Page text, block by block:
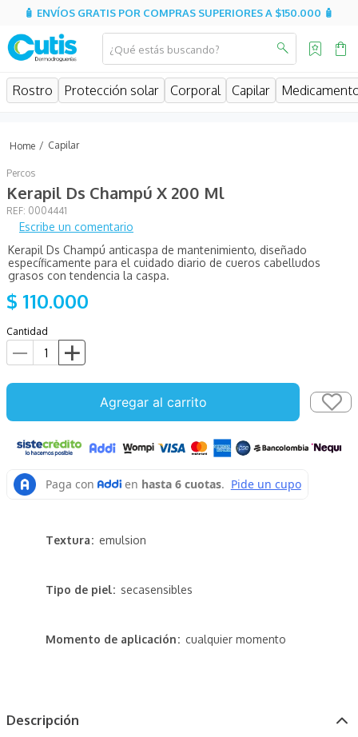
🧴 ENVÍOS GRATIS POR COMPRAS SUPERIORES A $150.000 🧴
¿Qué estás buscando?
Rostro Protección solar Corporal Capilar
Capilar
Percos
Kerapil Ds Champú X 200 Ml
: 0004441
Escribe un comentario
Kerapil Ds Champú anticaspa de mantenimiento, diseñado
específicamente para el cuidado diario de cueros cabelludos
grasos con tendencia la caspa.
$ 110.000
Cantidad
Agregar al carrito
Tipo de piel secasensibles
Textura emulsion
Momento de aplicación cualquier momento
Descripción
MÁS BUSCADOS
posay